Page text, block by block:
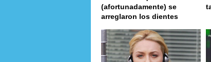
(afortunadamente) se
arreglaron los dientes